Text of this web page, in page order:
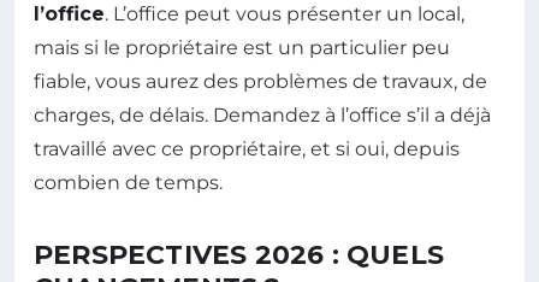
l’office. L’office peut vous présenter un local,
mais si le propriétaire est un particulier peu
fiable, vous aurez des problèmes de travaux, de
charges, de délais. Demandez à l’office s’il a déjà
travaillé avec ce propriétaire, et si oui, depuis
combien de temps.
PERSPECTIVES 2026 : QUELS